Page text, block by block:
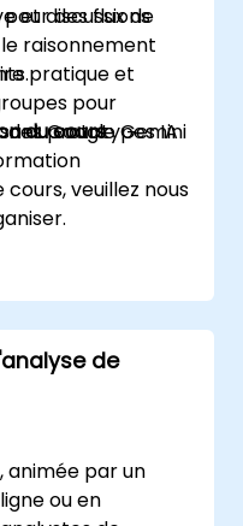
des flux de
raisonnement
pour
prototypes IA
et discussions
pratique et
Google Gemini
du cours
veuillez nous
de
par un
ou en